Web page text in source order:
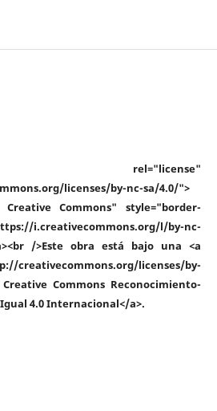
licenses/by-nc-sa/4.0/">
Commons" style="border-
l/by-nc-
/>Este obra está bajo una <a
creativecommons.org/licenses/by-
Commons Reconocimiento-
4.0 Internacional</a>.